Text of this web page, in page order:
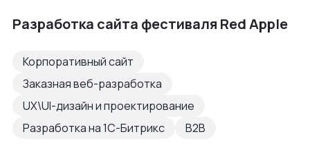
Разработка сайта фестиваля Red Apple
Корпоративный сайт
Заказная веб-разработка
UX\UI-дизайн и проектирование
Разработка на 1С-Битрикс
B2B